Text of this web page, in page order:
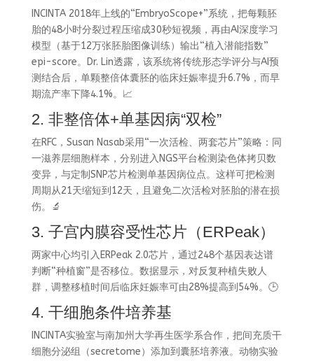
INCINTA 2018年上线的“EmbryoScope+”系统，把每颗胚
胎的48小时分裂过程压缩成30秒短视频，再由AI深度学习
模型（基于12万张胚胎图像训练）输出“植入潜能指数”
epi-score。Dr. Lin透露，该系统将传统形态学评分与AI预
测结合后，单颗整倍体囊胚的临床妊娠率提升6.7%，而早
期流产率下降4.1%。📈
2. 非整倍体+单基因病“双检”
在RFC，Susan Nasab采用“一次活检、两套芯片”策略：同
一滋养层细胞样本，分别进入NGS平台检测染色体拷贝数
变异，与定制SNP芯片检测单基因病位点。这样可把检测
周期从21天缩短到12天，且避免二次活检对胚胎的潜在损
伤。🔬
3. 子宫内膜容受性芯片（ERPeak）
两家中心均引入ERPeak 2.0芯片，通过248个基因表达谱
判断“种植窗”是否移位。数据显示，对反复种植失败人
群，调整移植时间后临床妊娠率可由28%提高到54%。🕒
4. 干细胞条件培养基
INCINTA实验室与南加州大学再生医学系合作，把间充质干
细胞分泌组（secretome）添加到囊胚培养液。动物实验